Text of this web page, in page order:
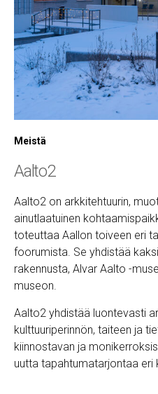
Meistä
Aalto2
Aalto2 on arkkitehtuurin,
ainutlaatuinen
toteuttaa Aallon toiveen eri
foorumista. Se yhdistää
rakennusta, Alvar Aalto -
museon.
Aalto2 yhdistää luontevasti
kulttuuriperinnön, taiteen ja
kiinnostavan ja
uutta tapahtumatarjontaa eri